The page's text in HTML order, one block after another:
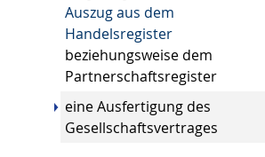
Auszug aus dem
Handelsregister
beziehungsweise dem
Partnerschaftsregister
eine Ausfertigung des
Gesellschaftsvertrages